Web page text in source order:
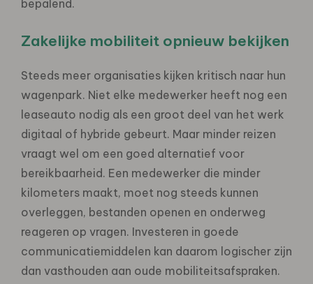
bepalend.
Zakelijke mobiliteit opnieuw bekijken
Steeds meer organisaties kijken kritisch naar hun
wagenpark. Niet elke medewerker heeft nog een
leaseauto nodig als een groot deel van het werk
digitaal of hybride gebeurt. Maar minder reizen
vraagt wel om een goed alternatief voor
bereikbaarheid. Een medewerker die minder
kilometers maakt, moet nog steeds kunnen
overleggen, bestanden openen en onderweg
reageren op vragen. Investeren in goede
communicatiemiddelen kan daarom logischer zijn
dan vasthouden aan oude mobiliteitsafspraken.